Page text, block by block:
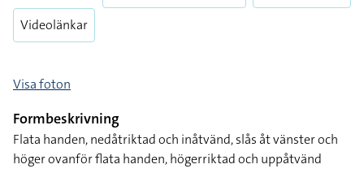
Videolänkar
Visa foton
Formbeskrivning
Flata handen, nedåtriktad och inåtvänd, slås åt vänster och
höger ovanför flata handen, högerriktad och uppåtvänd